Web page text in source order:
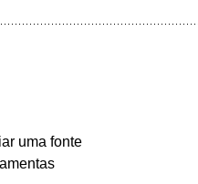
uma fonte